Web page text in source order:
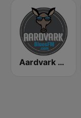
Aardvark Blues FM